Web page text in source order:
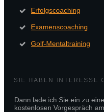
Erfolgscoaching
Examenscoaching
Golf-Mentaltraining
SIE HABEN INTERESSE
Dann lade ich Sie ein zu
kostenlosen Vorgespräch am